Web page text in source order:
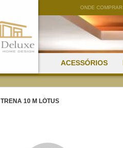
ONDE COMPRAR
ACESSÓRIOS
TRENA 10 M LÓTUS